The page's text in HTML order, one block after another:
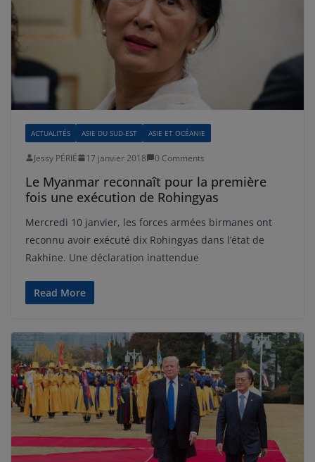
ACTUALITÉS ASIE DU SUD-EST ASIE ET OCÉANIE
Jessy PÉRIÉ 17 janvier 2018 0 Comments
Le Myanmar reconnaît pour la première
fois une exécution de Rohingyas
Mercredi 10 janvier, les forces armées birmanes ont
reconnu avoir exécuté dix Rohingyas dans l’état de
Rakhine. Une déclaration inattendue
Read More